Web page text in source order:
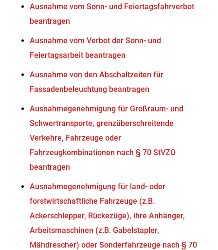
Ausnahme vom Sonn- und Feiertagsfahrverbot
beantragen
Ausnahme vom Verbot der Sonn- und
Feiertagsarbeit beantragen
Ausnahme von den Abschaltzeiten für
Fassadenbeleuchtung beantragen
Ausnahmegenehmigung für Großraum- und
Schwertransporte, grenzüberschreitende
Verkehre, Fahrzeuge oder
Fahrzeugkombinationen nach § 70 StVZO
beantragen
Ausnahmegenehmigung für land- oder
forstwirtschaftliche Fahrzeuge (z.B.
Ackerschlepper, Rückezüge), ihre Anhänger,
Arbeitsmaschinen (z.B. Gabelstapler,
Mähdrescher) oder Sonderfahrzeuge nach § 70